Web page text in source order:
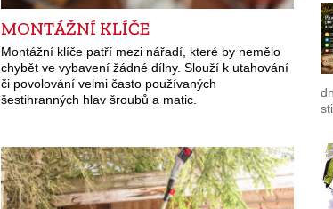
MONTÁŽNÍ KLÍČE
Montážní klíče patří mezi nářadí, které by nemělo
chybět ve vybavení žádné dílny. Slouží k utahování
či povolování velmi často používaných
šestihranných hlav šroubů a matic.